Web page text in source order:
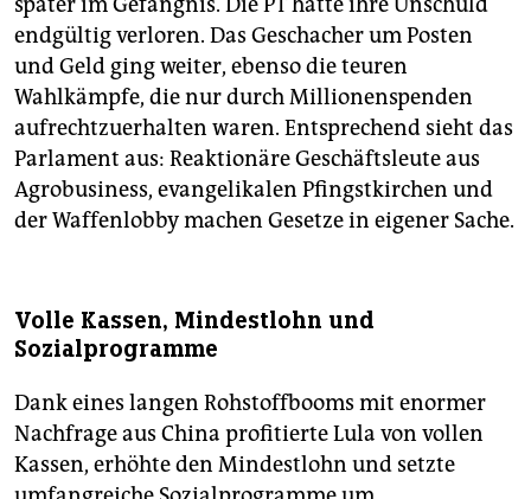
endgültig verloren. Das Geschacher um Posten
und Geld ging weiter, ebenso die teuren
Wahlkämpfe, die nur durch Millionenspenden
aufrechtzuerhalten waren. Entsprechend sieht das
Parlament aus: Reaktionäre Geschäftsleute aus
Agrobusiness, evangelikalen Pfingstkirchen und
der Waffenlobby machen Gesetze in eigener Sache.
Volle Kassen, Mindestlohn und
Sozialprogramme
Dank eines langen Rohstoffbooms mit enormer
Nachfrage aus China profitierte Lula von vollen
Kassen, erhöhte den Mindestlohn und setzte